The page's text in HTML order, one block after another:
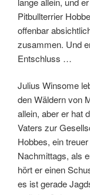
in seinem Leben,
dann wieder
wahrer Freund.
seines Großvaters
seinen Hund zu
zugrundeliegt,
verzweifelten
Schnee.
Verlagsseite:
The winner of